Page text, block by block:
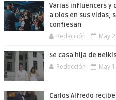
Varias influencers y
a Dios en sus vidas,
confiesan
Redacción May
Se casa hija de
Redacción May
Carlos Alfredo